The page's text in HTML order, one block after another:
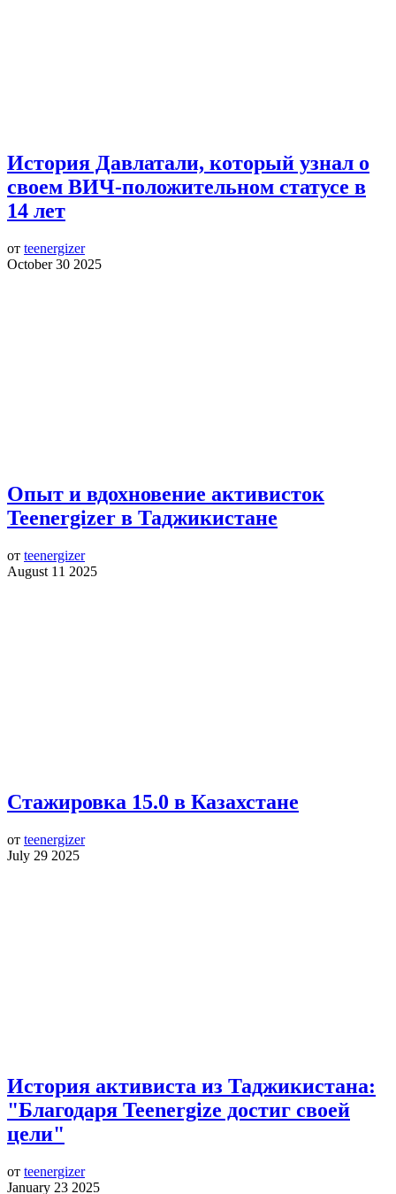
История Давлатали, который узнал о
своем ВИЧ-положительном статусе в
14 лет
от teenergizer
October 30 2025
Опыт и вдохновение активисток
Teenergizer в Таджикистане
от teenergizer
August 11 2025
Стажировка 15.0 в Казахстане
от teenergizer
July 29 2025
История активиста из Таджикистана:
"Благодаря Teenergize достиг своей
цели"
от teenergizer
January 23 2025